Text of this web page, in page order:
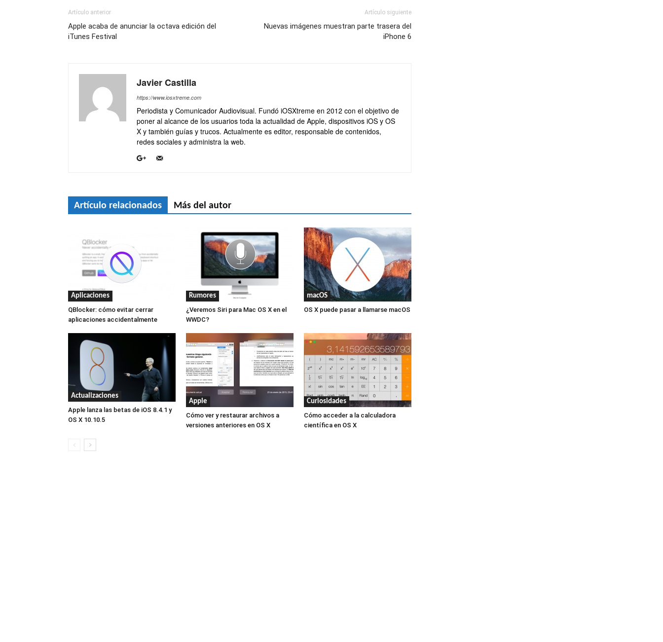
Artículo anterior
Apple acaba de anunciar la octava edición del
iTunes Festival
Artículo siguiente
Nuevas imágenes muestran parte trasera del
iPhone 6
Javier Castilla
https://www.iosxtreme.com
Periodista y Comunicador Audiovisual. Fundó iOSXtreme en 2012 con el objetivo de
poner al alcance de los usuarios toda la actualidad de Apple, dispositivos iOS y OS
X y también guías y trucos. Actualmente es editor, responsable de contenidos,
redes sociales y administra la web.
Artículo relacionados Más del autor
Aplicaciones
QBlocker: cómo evitar cerrar
aplicaciones accidentalmente
Rumores
¿Veremos Siri para Mac OS X en el
WWDC?
macOS
OS X puede pasar a llamarse macOS
Actualizaciones
Apple lanza las betas de iOS 8.4.1 y
OS X 10.10.5
Apple
Cómo ver y restaurar archivos a
versiones anteriores en OS X
Curiosidades
Cómo acceder a la calculadora
científica en OS X